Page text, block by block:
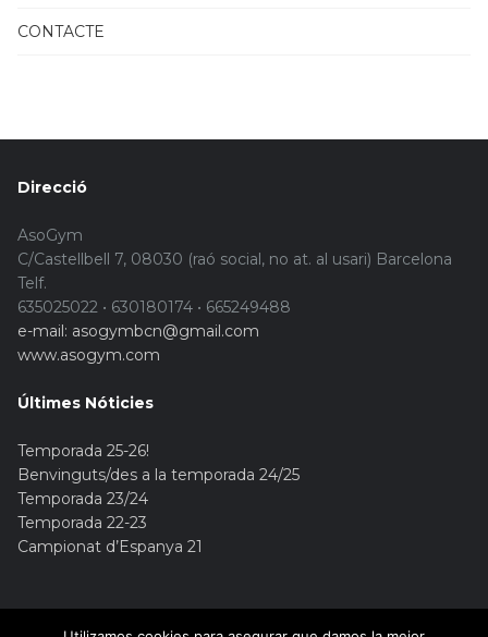
CONTACTE
Direcció
AsoGym
C/Castellbell 7, 08030 (raó social, no at. al usari) Barcelona
Telf.
635025022 • 630180174 • 665249488
e-mail: asogymbcn@gmail.com
www.asogym.com
Últimes Nóticies
Temporada 25-26!
Benvinguts/des a la temporada 24/25
Temporada 23/24
Temporada 22-23
Campionat d’Espanya 21